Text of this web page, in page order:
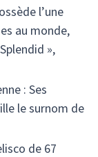
l’une
au monde,
»,
: Ses
le surnom de
de 67